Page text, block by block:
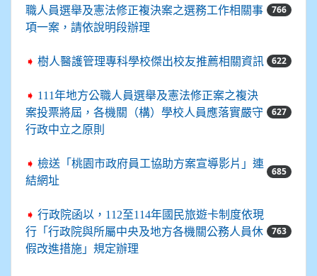
職人員選舉及憲法修正複決案之選務工作相關事
項一案，請依說明段辦理
766
➧ 樹人醫護管理專科學校傑出校友推薦相關資訊 622
➧ 111年地方公職人員選舉及憲法修正案之複決
案投票將屆，各機關（構）學校人員應落實嚴守
行政中立之原則
627
➧ 檢送「桃園市政府員工協助方案宣導影片」連
結網址
685
➧ 行政院函以，112至114年國民旅遊卡制度依現
行「行政院與所屬中央及地方各機關公務人員休
假改進措施」規定辦理
763